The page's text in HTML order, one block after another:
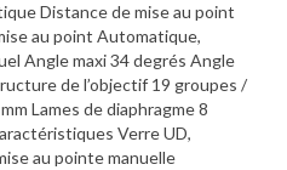
Distance de mise au point
au point Automatique,
Angle maxi 34 degrés Angle
de l’objectif 19 groupes /
Lames de diaphragme 8
Verre UD,
au pointe manuelle